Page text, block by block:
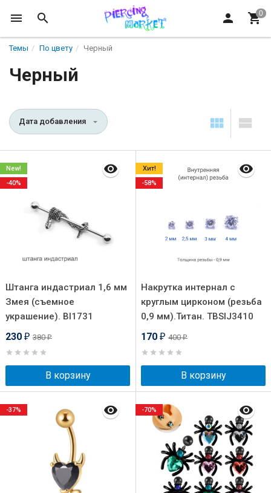
Темы По цвету Черный
Черный
Дата добавления
Штанга индастриал 1,6 мм
Змея (съемное
украшение). BI1731
230 ₽ 380₽
В корзину
New!
-40%
Накрутка интернал c
круглым цирконом (резьба
0,9 мм).Титан. TBSIJ3410
170 ₽ 400₽
В корзину
Хит!
-58%
-37% -70%